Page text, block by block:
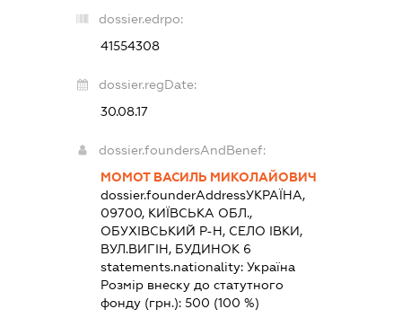
dossier.edrpo:
41554308
dossier.regDate:
30.08.17
dossier.foundersAndBenef:
МОМОТ ВАСИЛЬ МИКОЛАЙОВИЧ
dossier.founderAddressУКРАЇНА,
09700, КИЇВСЬКА ОБЛ.,
ОБУХІВСЬКИЙ Р-Н, СЕЛО ІВКИ,
ВУЛ.ВИГІН, БУДИНОК 6
statements.nationality: Україна
Розмір внеску до статутного
фонду (грн.): 500 (100 %)